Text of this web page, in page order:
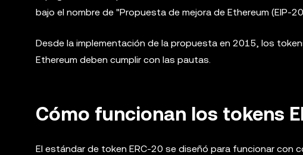
bajo el nombre de "Propuesta de mejora de Ethereum (EIP-
Desde la implementación de la propuesta en 2015, los
Ethereum deben cumplir con las pautas.
Cómo funcionan los tokens
El estándar de token ERC-20 se diseñó para funcionar